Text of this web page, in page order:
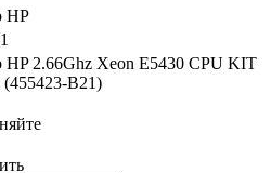
HP
HP 2.66Ghz Xeon E5430 CPU KIT
B21)